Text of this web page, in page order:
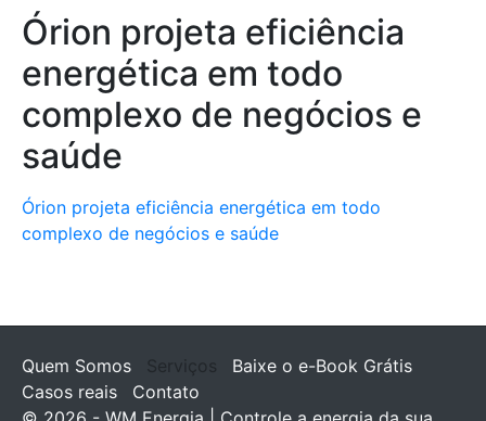
Órion projeta eficiência
energética em todo
complexo de negócios e
saúde
Órion projeta eficiência energética em todo
complexo de negócios e saúde
Quem Somos Serviços
Baixe o e-Book Grátis
Casos reais
Contato